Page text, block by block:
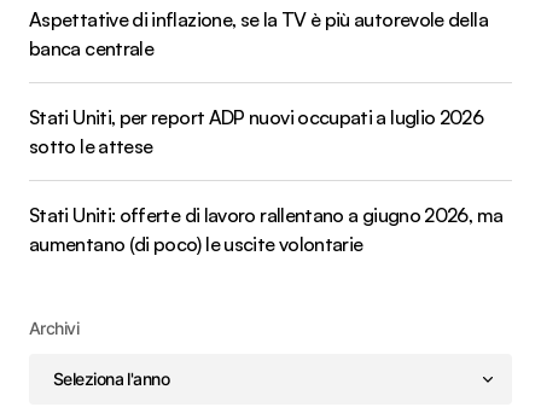
Aspettative di inflazione, se la TV è più autorevole della
banca centrale
Stati Uniti, per report ADP nuovi occupati a luglio 2026
sotto le attese
Stati Uniti: offerte di lavoro rallentano a giugno 2026, ma
aumentano (di poco) le uscite volontarie
Archivi